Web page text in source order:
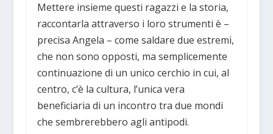
Mettere insieme questi ragazzi e la storia,
raccontarla attraverso i loro strumenti è –
precisa Angela – come saldare due estremi,
che non sono opposti, ma semplicemente
continuazione di un unico cerchio in cui, al
centro, c’è la cultura, l’unica vera
beneficiaria di un incontro tra due mondi
che sembrerebbero agli antipodi.